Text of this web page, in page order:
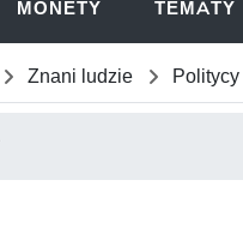
MONETY (OTWIERA
TEMATY
Znani ludzie Politycy